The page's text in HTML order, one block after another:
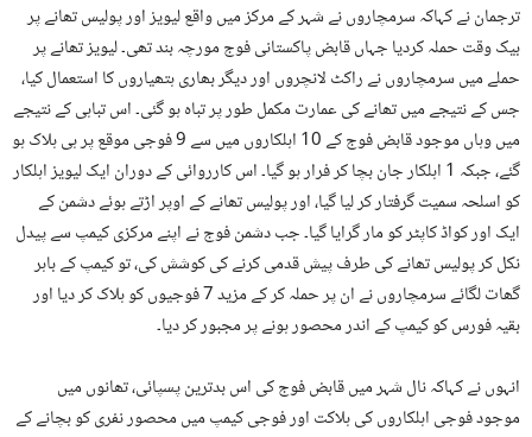
ترجمان نے کہاکہ سرمچاروں نے شہر کے مرکز میں واقع لیویز اور پولیس تھانے پر
بیک وقت حملہ کردیا جہاں قابض پاکستانی فوج مورچہ بند تھی۔ لیویز تھانے پر
حملے میں سرمچاروں نے راکٹ لانچروں اور دیگر بھاری ہتھیاروں کا استعمال کیا،
جس کے نتیجے میں تھانے کی عمارت مکمل طور پر تباہ ہو گئی۔ اس تباہی کے نتیجے
میں وہاں موجود قابض فوج کے 10 اہلکاروں میں سے 9 فوجی موقع پر ہی ہلاک ہو
گئے، جبکہ 1 اہلکار جان بچا کر فرار ہو گیا۔ اس کارروائی کے دوران ایک لیویز اہلکار
کو اسلحہ سمیت گرفتار کر لیا گیا، اور پولیس تھانے کے اوپر اڑتے ہوئے دشمن کے
ایک اور کواڈ کاپٹر کو مار گرایا گیا۔ جب دشمن فوج نے اپنے مرکزی کیمپ سے پیدل
نکل کر پولیس تھانے کی طرف پیش قدمی کرنے کی کوشش کی، تو کیمپ کے باہر
گھات لگائے سرمچاروں نے ان پر حملہ کر کے مزید 7 فوجیوں کو ہلاک کر دیا اور
بقیہ فورس کو کیمپ کے اندر محصور ہونے پر مجبور کر دیا۔
انہوں نے کہاکہ نال شہر میں قابض فوج کی اس بدترین پسپائی، تھانوں میں
موجود فوجی اہلکاروں کی ہلاکت اور فوجی کیمپ میں محصور نفری کو بچانے کے